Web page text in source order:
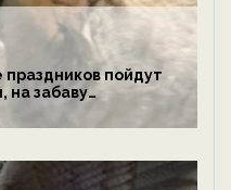
пойдут
на забаву
— новости